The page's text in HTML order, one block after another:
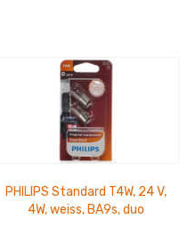
PHILIPS Standard T4W, 24 V,
4W, weiss, BA9s, duo